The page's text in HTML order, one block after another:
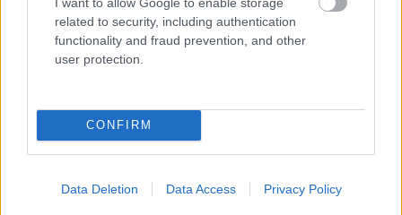
related to security, including authentication
functionality and fraud prevention, and other
user protection.
CONFIRM
Data Deletion Data Access Privacy Policy
ÉLETMÓD
Egészséges határok a kapcsolatokban 70 év